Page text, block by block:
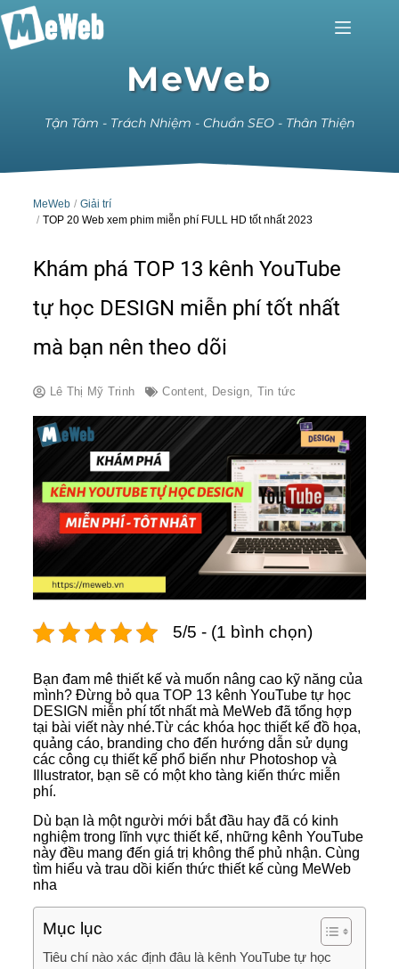
MeWeb
Tận Tâm - Trách Nhiệm - Chuẩn SEO - Thân Thiện
MeWeb
Giải trí
TOP 20 Web xem phim miễn phí FULL HD tốt nhất 2023
Khám phá TOP 13 kênh YouTube
tự học DESIGN miễn phí tốt nhất
mà bạn nên theo dõi
Lê Thị Mỹ Trinh Content, Design, Tin tức
5/5 - (1 bình chọn)
Bạn đam mê thiết kế và muốn nâng cao kỹ năng của
mình? Đừng bỏ qua TOP 13 kênh YouTube tự học
DESIGN miễn phí tốt nhất mà MeWeb đã tổng hợp
tại bài viết này nhé.Từ các khóa học thiết kế đồ họa,
quảng cáo, branding cho đến hướng dẫn sử dụng
các công cụ thiết kế phổ biến như Photoshop và
Illustrator, bạn sẽ có một kho tàng kiến thức miễn
phí.
Dù bạn là một người mới bắt đầu hay đã có kinh
nghiệm trong lĩnh vực thiết kế, những kênh YouTube
này đều mang đến giá trị không thể phủ nhận. Cùng
tìm hiểu và trau dồi kiến thức thiết kế cùng MeWeb
nha
Mục lục
Tiêu chí nào xác định đâu là kênh YouTube tự học